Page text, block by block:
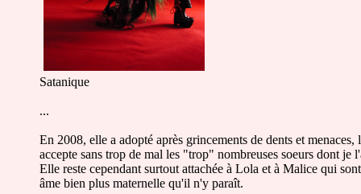
Satanique
...
En 2008, elle a adopté après grincements de dents et
accepte sans trop de mal les "trop" nombreuses soeurs dont je
Elle reste cependant surtout attachée à Lola et à Malice qui
âme bien plus maternelle qu'il n'y paraît.